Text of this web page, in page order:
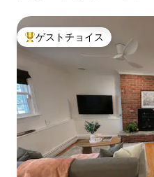
大好評のゲストチョイスです。
ゲストチョイス